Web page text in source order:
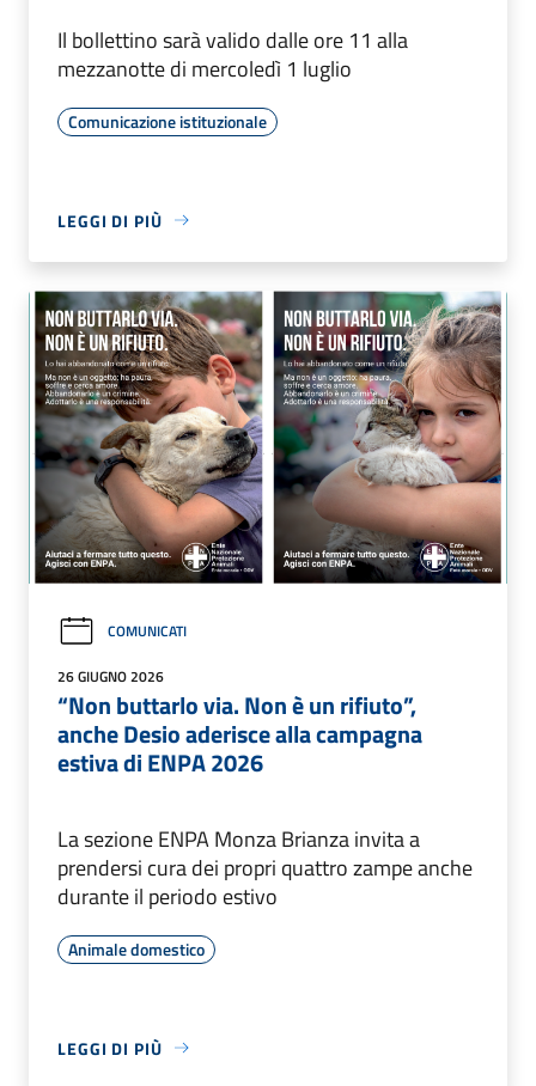
Il bollettino sarà valido dalle ore 11 alla
mezzanotte di mercoledì 1 luglio
Comunicazione istituzionale
LEGGI DI PIÙ
COMUNICATI
26 GIUGNO 2026
“Non buttarlo via. Non è un rifiuto”,
anche Desio aderisce alla campagna
estiva di ENPA 2026
La sezione ENPA Monza Brianza invita a
prendersi cura dei propri quattro zampe anche
durante il periodo estivo
Animale domestico
LEGGI DI PIÙ